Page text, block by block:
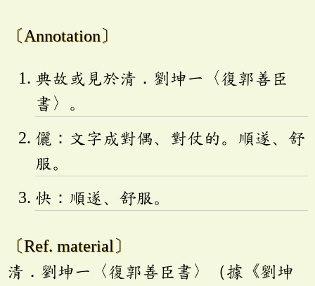
〔Annotation〕
典故或見於清．劉坤一〈復郭善臣
書〉。
儷：文字成對偶、對仗的。順遂、舒
服。
快：順遂、舒服。
〔Ref. material〕
清．劉坤一〈復郭善臣書〉（據《劉坤